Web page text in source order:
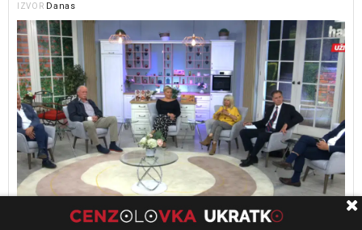
IZVOR Danas
Advokat Čedomir Stojković bio je gost u emisiji televizije